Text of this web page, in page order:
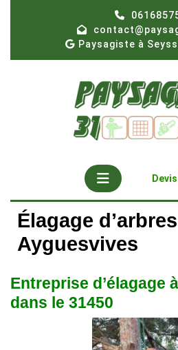
Paysagiste à
Open
Button
Élagage
Ayguesvives
Entreprise d’élagage
dans le 31450